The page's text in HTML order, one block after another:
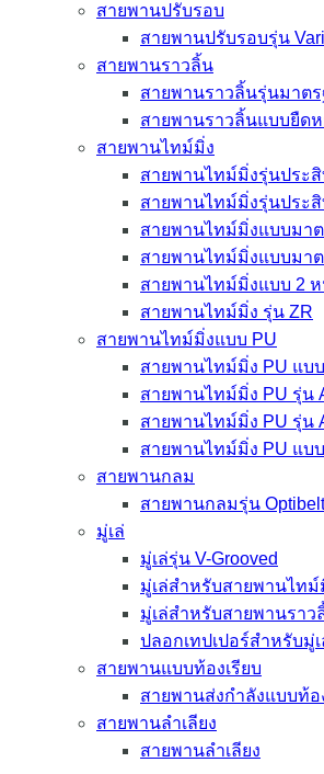
สายพานปรับรอบ
สายพานปรับรอบรุ่น
สายพานราวลิ้น
สายพานราวลิ้นรุ่นมาต
สายพานราวลิ้นแบบยืด
สายพานไทม์มิ่ง
สายพานไทม์มิ่งรุ่นประ
สายพานไทม์มิ่งรุ่นประ
สายพานไทม์มิ่งแบบมาต
สายพานไทม์มิ่งแบบมา
สายพานไทม์มิ่งแบบ 2 ห
สายพานไทม์มิ่ง รุ่น ZR
สายพานไทม์มิ่งแบบ PU
สายพานไทม์มิ่ง PU แบ
สายพานไทม์มิ่ง PU รุ่น
สายพานไทม์มิ่ง PU รุ่น
สายพานไทม์มิ่ง PU แบ
สายพานกลม
สายพานกลมรุ่น
มู่เล่
มู่เล่รุ่น V-Grooved
มู่เล่สำหรับสายพานไทม์
มู่เล่สำหรับสายพานราว
ปลอกเทปเปอร์สำหรับมู่เ
สายพานแบบท้องเรียบ
สายพานส่งกำลังแบบท้อ
สายพานลำเลียง
สายพานลำเลียง